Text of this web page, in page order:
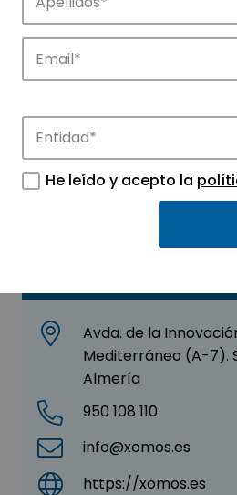
Descubre las empresas
innovación en los
Avda. de la
Mediterráneo (A-7).
Almería
950 108 110
info@xomos.es
https://xomos.es
Xomos
MEDICINA Y SALUD
He leído y acepto la